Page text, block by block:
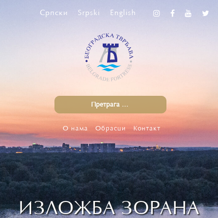
Српски Srpski English
О нама Обрасци Контакт
ИЗЛОЖБА ЗОРАНА